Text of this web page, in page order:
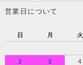
営業日について
日
月 火
2
3 4